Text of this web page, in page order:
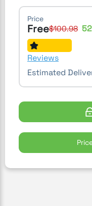
Price
Free$100.98 52
Reviews
Estimated